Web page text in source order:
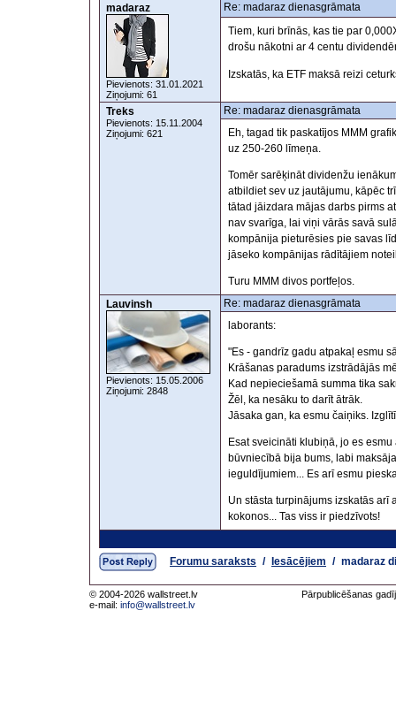
madaraz
Pievienots: 31.01.2021
Ziņojumi: 61
Re: madaraz dienasgrāmata
Tiem, kuri brīnās, kas tie par
drošu nākotni ar 4 centu
Izskatās, ka ETF maksā reizi
Treks
Pievienots: 15.11.2004
Ziņojumi: 621
Re: madaraz dienasgrāmata
Eh, tagad tik paskatījos MMM
uz 250-260 līmeņa.
Tomēr sarēķināt dividenžu
atbildiet sev uz jautājumu, kāpēc
tātad jāizdara mājas darbs pirms
nav svarīga, lai viņi vārās savā
kompānija pieturēsies pie savas
jāseko kompānijas rādītājiem
Turu MMM divos portfeļos.
Lauvinsh
Pievienots: 15.05.2006
Ziņojumi: 2848
Re: madaraz dienasgrāmata
laborants:
"Es - gandrīz gadu atpakaļ esmu
Krāšanas paradums izstrādājās
Kad nepieciešamā summa tika
Žēl, ka nesāku to darīt ātrāk.
Jāsaka gan, ka esmu čaiņiks.
Esat sveicināti klubiņā, jo es
būvniecībā bija bums, labi
ieguldījumiem... Es arī esmu
Un stāsta turpinājums izskatās arī
kokonos... Tas viss ir piedzīvots!
Forumu saraksts / Iesācējiem / madaraz
© 2004-2026 wallstreet.lv
e-mail: info@wallstreet.lv
Pārpublicēšanas